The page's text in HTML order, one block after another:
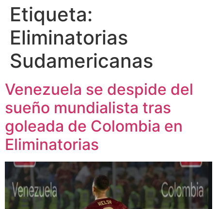
Etiqueta:
Eliminatorias
Sudamericanas
Venezuela se despide del
sueño mundialista tras
goleada de Colombia en
Eliminatorias